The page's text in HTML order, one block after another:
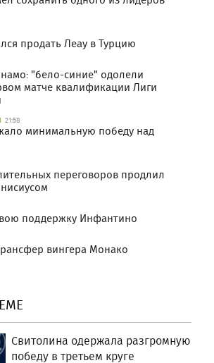
продать Леау в Турцию
"бело-синие" одолели
матче квалификации Лиги
21:58
минимальную победу над
переговоров продлил
поддержку Инфантино
вингера Монако
Свитолина одержала разгромную
победу в третьем круге